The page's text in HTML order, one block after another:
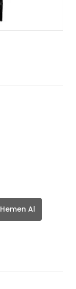
Hemen Al